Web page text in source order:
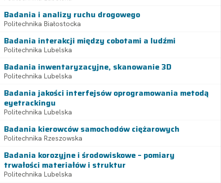
Badania i analizy ruchu drogowego
Politechnika Białostocka
Badania interakcji między cobotami a ludźmi
Politechnika Lubelska
Badania inwentaryzacyjne, skanowanie 3D
Politechnika Lubelska
Badania jakości interfejsów oprogramowania metodą
eyetrackingu
Politechnika Lubelska
Badania kierowców samochodów ciężarowych
Politechnika Rzeszowska
Badania korozyjne i środowiskowe – pomiary
trwałości materiałów i struktur
Politechnika Lubelska